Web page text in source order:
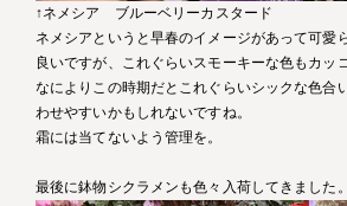
↑ネメシア ブルーベリーカスタード
ネメシアというと早春のイメージがあって可愛
良いですが、これぐらいスモーキーな色もカッ
なによりこの時期だとこれぐらいシックな色合
わせやすいかもしれないですね。
霜には当てないよう管理を。
最後に鉢物シクラメンも色々入荷してきました。